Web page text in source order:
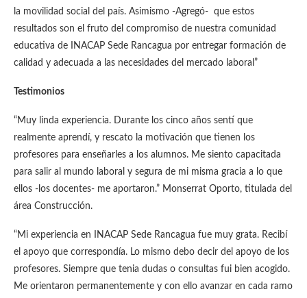
la movilidad social del país. Asimismo -Agregó- que estos
resultados son el fruto del compromiso de nuestra comunidad
educativa de INACAP Sede Rancagua por entregar formación de
calidad y adecuada a las necesidades del mercado laboral”
Testimonios
“Muy linda experiencia. Durante los cinco años sentí que
realmente aprendí, y rescato la motivación que tienen los
profesores para enseñarles a los alumnos. Me siento capacitada
para salir al mundo laboral y segura de mi misma gracia a lo que
ellos -los docentes- me aportaron.” Monserrat Oporto, titulada del
área Construcción.
“Mi experiencia en INACAP Sede Rancagua fue muy grata. Recibí
el apoyo que correspondía. Lo mismo debo decir del apoyo de los
profesores. Siempre que tenia dudas o consultas fui bien acogido.
Me orientaron permanentemente y con ello avanzar en cada ramo